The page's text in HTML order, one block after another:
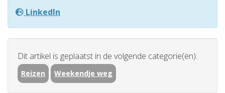
LinkedIn
Dit artikel is geplaatst in de volgende categorie(ën):
Reizen Weekendje weg